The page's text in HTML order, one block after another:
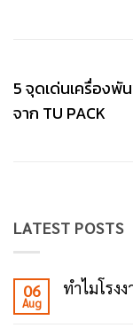
5 จุดเด่นเครื่องพั
จาก TU PACK
LATEST POSTS
06
Aug
ทำไมโรง